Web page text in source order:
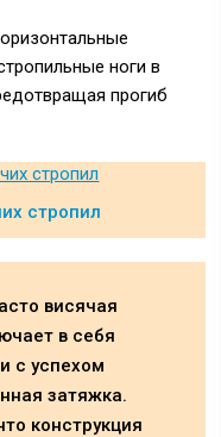
ноги в
прогиб
стропил
висячая
в себя
с успехом
затяжка.
конструкция